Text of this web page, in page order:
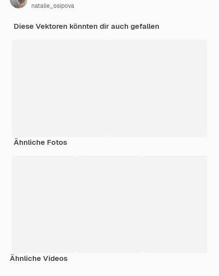
natalie_osipova
Diese Vektoren könnten dir auch gefallen
Ähnliche Fotos
Ähnliche Videos